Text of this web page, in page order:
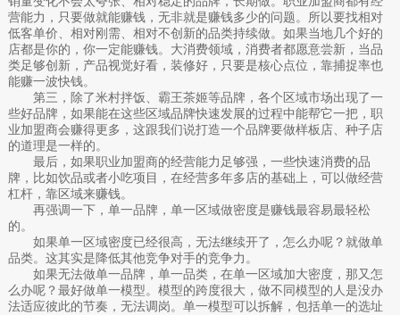
营能力，只要做就能赚钱，无非就是赚钱多少的问题。所以要找相对
低客单价、相对刚需、相对不创新的品类持续做。如果当地几个好的
店都是你的，你一定能赚钱。大消费领域，消费者都愿意尝新，当品
类足够创新，产品视觉好看，装修好，只要是核心点位，靠捕捉率也
能赚一波快钱。
第三，除了米村拌饭、霸王茶姬等品牌，各个区域市场出现了一
些好品牌，如果能在这些区域品牌快速发展的过程中能帮它一把，职
业加盟商会赚得更多，这跟我们说打造一个品牌要做样板店、种子店
的道理是一样的。
最后，如果职业加盟商的经营能力足够强，一些快速消费的品
牌，比如饮品或者小吃项目，在经营多年多店的基础上，可以做经营
杠杆，靠区域来赚钱。
再强调一下，单一品牌，单一区域做密度是赚钱最容易最轻松
的。
如果单一区域密度已经很高，无法继续开了，怎么办呢？就做单
品类。这其实是降低其他竞争对手的竞争力。
如果无法做单一品牌，单一品类，在单一区域加大密度，那又怎
么办呢？最好做单一模型。模型的跨度很大，做不同模型的人是没办
法适应彼此的节奏，无法调岗。单一模型可以拆解，包括单一的选址